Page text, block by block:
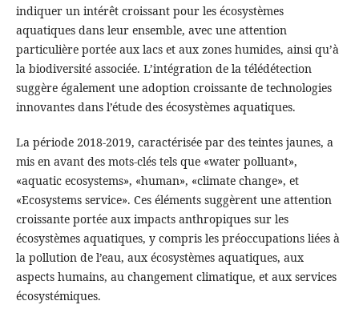
indiquer un intérêt croissant pour les écosystèmes
aquatiques dans leur ensemble, avec une attention
particulière portée aux lacs et aux zones humides, ainsi qu’à
la biodiversité associée. L’intégration de la télédétection
suggère également une adoption croissante de technologies
innovantes dans l’étude des écosystèmes aquatiques.
La période 2018-2019, caractérisée par des teintes jaunes, a
mis en avant des mots-clés tels que «water polluant»,
«aquatic ecosystems», «human», «climate change», et
«Ecosystems service». Ces éléments suggèrent une attention
croissante portée aux impacts anthropiques sur les
écosystèmes aquatiques, y compris les préoccupations liées à
la pollution de l’eau, aux écosystèmes aquatiques, aux
aspects humains, au changement climatique, et aux services
écosystémiques.